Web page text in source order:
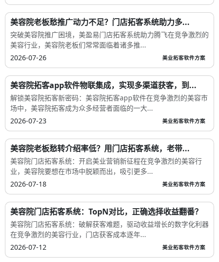
美容院老板愁推广动力不足？门店拓客系统助力多...
突破美容院推广困境，美盈易门店拓客系统助力腾飞在竞争激烈的
美容行业，美容院老板们常常面临着诸多推...
2026-07-26
美业拓客软件方案
美容院拓客app软件物联集成，实现多渠道获客，到...
解锁美容院拓客新密码：美容院拓客app软件在竞争激烈的美容市
场中，美容院拓客成为众多经营者面临的一大...
2026-07-23
美业拓客软件方案
美容院老板愁转介绍率低？用门店拓客系统，老带...
美容院门店拓客系统：开启美业营销新征程在竞争激烈的美容行
业，美容院要想在市场中脱颖而出，吸引更多...
2026-07-18
美业拓客软件方案
美容院门店拓客系统：TopN对比，正确选择收益翻番？
美容院门店拓客系统：破解获客难题，驱动收益增长的数字化利器
在竞争激烈的美容行业，门店获客成本逐年...
2026-07-12
美业拓客软件方案